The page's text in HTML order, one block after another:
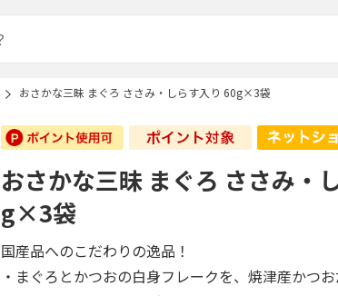
おさかな三昧 まぐろ ささみ・しらす入り 60g×3袋
おさかな三昧 まぐろ ささみ・
g×3袋
国産品へのこだわりの逸品！
・まぐろとかつおの白身フレークを、焼津産かつ